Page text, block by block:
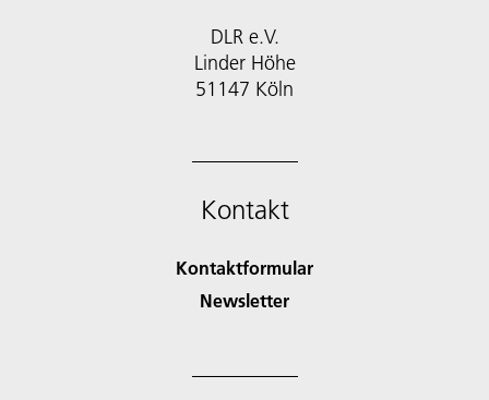
DLR e.V.
Linder Höhe
51147 Köln
Kontakt
Kontaktformular
Newsletter